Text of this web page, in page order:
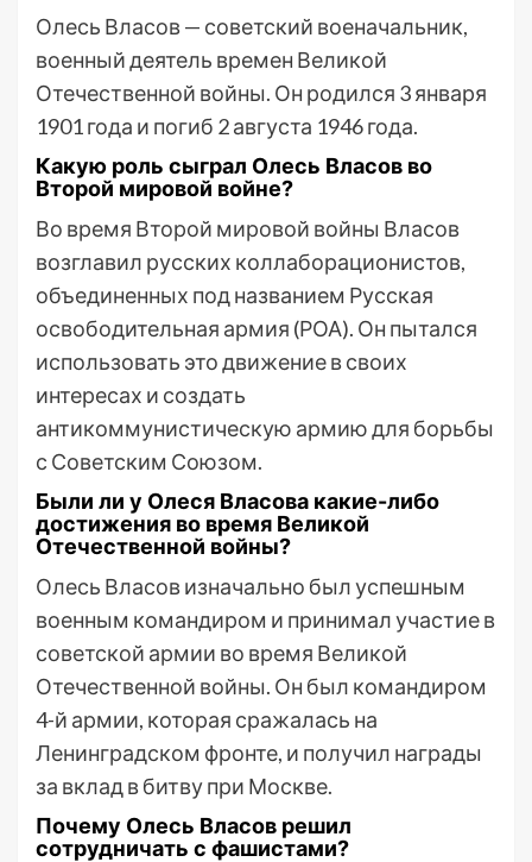
Олесь Власов — советский военачальник,
военный деятель времен Великой
Отечественной войны. Он родился 3 января
1901 года и погиб 2 августа 1946 года.
Какую роль сыграл Олесь Власов во
Второй мировой войне?
Во время Второй мировой войны Власов
возглавил русских коллаборационистов,
объединенных под названием Русская
освободительная армия (РОА). Он пытался
использовать это движение в своих
интересах и создать
антикоммунистическую армию для борьбы
с Советским Союзом.
Были ли у Олеся Власова какие-либо
достижения во время Великой
Отечественной войны?
Олесь Власов изначально был успешным
военным командиром и принимал участие в
советской армии во время Великой
Отечественной войны. Он был командиром
4-й армии, которая сражалась на
Ленинградском фронте, и получил награды
за вклад в битву при Москве.
Почему Олесь Власов решил
сотрудничать с фашистами?